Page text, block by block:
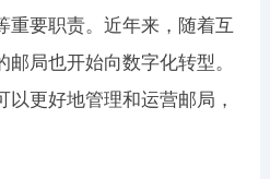
重要职责。近年来，随着互
局也开始向数字化转型。
更好地管理和运营邮局，